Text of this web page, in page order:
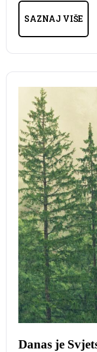
SAZNAJ VIŠE
Danas je